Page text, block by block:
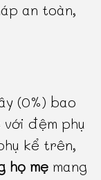
an toàn,
(0%) bao
đệm phụ
kể trên,
họ mẹ mang